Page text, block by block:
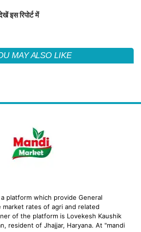
इस रिपोर्ट में
MAY ALSO LIKE
platform which provide General
rates of agri and related
of the platform is Lovekesh Kaushik
resident of Jhajjar, Haryana. At "mandi